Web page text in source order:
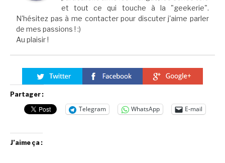
et tout ce qui touche à la "geekerie".
N'hésitez pas à me contacter pour discuter j'aime parler
de mes passions ! :)
Au plaisir !
Partager :
Telegram WhatsApp E-mail
J’aime ça :